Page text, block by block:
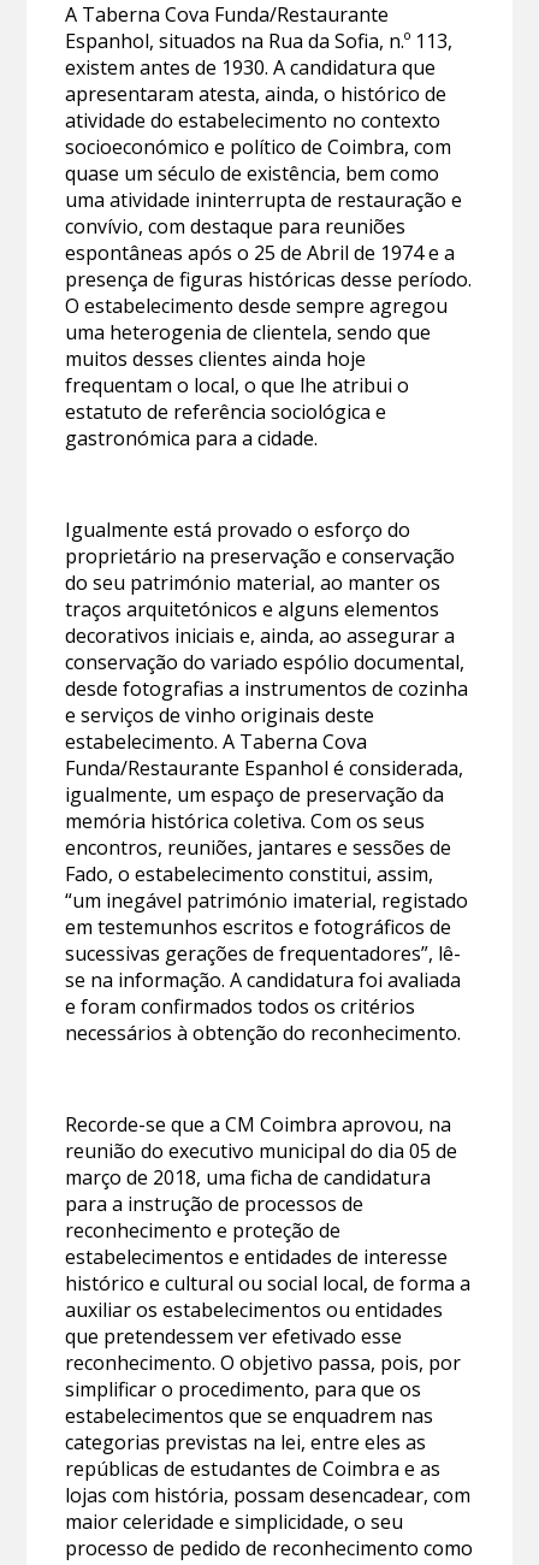
A Taberna Cova Funda/Restaurante
Espanhol, situados na Rua da Sofia, n.º 113,
existem antes de 1930. A candidatura que
apresentaram atesta, ainda, o histórico de
atividade do estabelecimento no contexto
socioeconómico e político de Coimbra, com
quase um século de existência, bem como
uma atividade ininterrupta de restauração e
convívio, com destaque para reuniões
espontâneas após o 25 de Abril de 1974 e a
presença de figuras históricas desse período.
O estabelecimento desde sempre agregou
uma heterogenia de clientela, sendo que
muitos desses clientes ainda hoje
frequentam o local, o que lhe atribui o
estatuto de referência sociológica e
gastronómica para a cidade.
Igualmente está provado o esforço do
proprietário na preservação e conservação
do seu património material, ao manter os
traços arquitetónicos e alguns elementos
decorativos iniciais e, ainda, ao assegurar a
conservação do variado espólio documental,
desde fotografias a instrumentos de cozinha
e serviços de vinho originais deste
estabelecimento. A Taberna Cova
Funda/Restaurante Espanhol é considerada,
igualmente, um espaço de preservação da
memória histórica coletiva. Com os seus
encontros, reuniões, jantares e sessões de
Fado, o estabelecimento constitui, assim,
“um inegável património imaterial, registado
em testemunhos escritos e fotográficos de
sucessivas gerações de frequentadores”, lê-
se na informação. A candidatura foi avaliada
e foram confirmados todos os critérios
necessários à obtenção do reconhecimento.
Recorde-se que a CM Coimbra aprovou, na
reunião do executivo municipal do dia 05 de
março de 2018, uma ficha de candidatura
para a instrução de processos de
reconhecimento e proteção de
estabelecimentos e entidades de interesse
histórico e cultural ou social local, de forma a
auxiliar os estabelecimentos ou entidades
que pretendessem ver efetivado esse
reconhecimento. O objetivo passa, pois, por
simplificar o procedimento, para que os
estabelecimentos que se enquadrem nas
categorias previstas na lei, entre eles as
repúblicas de estudantes de Coimbra e as
lojas com história, possam desencadear, com
maior celeridade e simplicidade, o seu
processo de pedido de reconhecimento como